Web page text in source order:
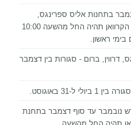
בתחנות אליס ספרינגס,
תהיה החל מהשעה 10:00
בימי ראשון.
דרווין, ברום - סגורות בין דצמבר
ל-31 באוגוסט.
נובמבר עד סוף דצמבר בתחנת